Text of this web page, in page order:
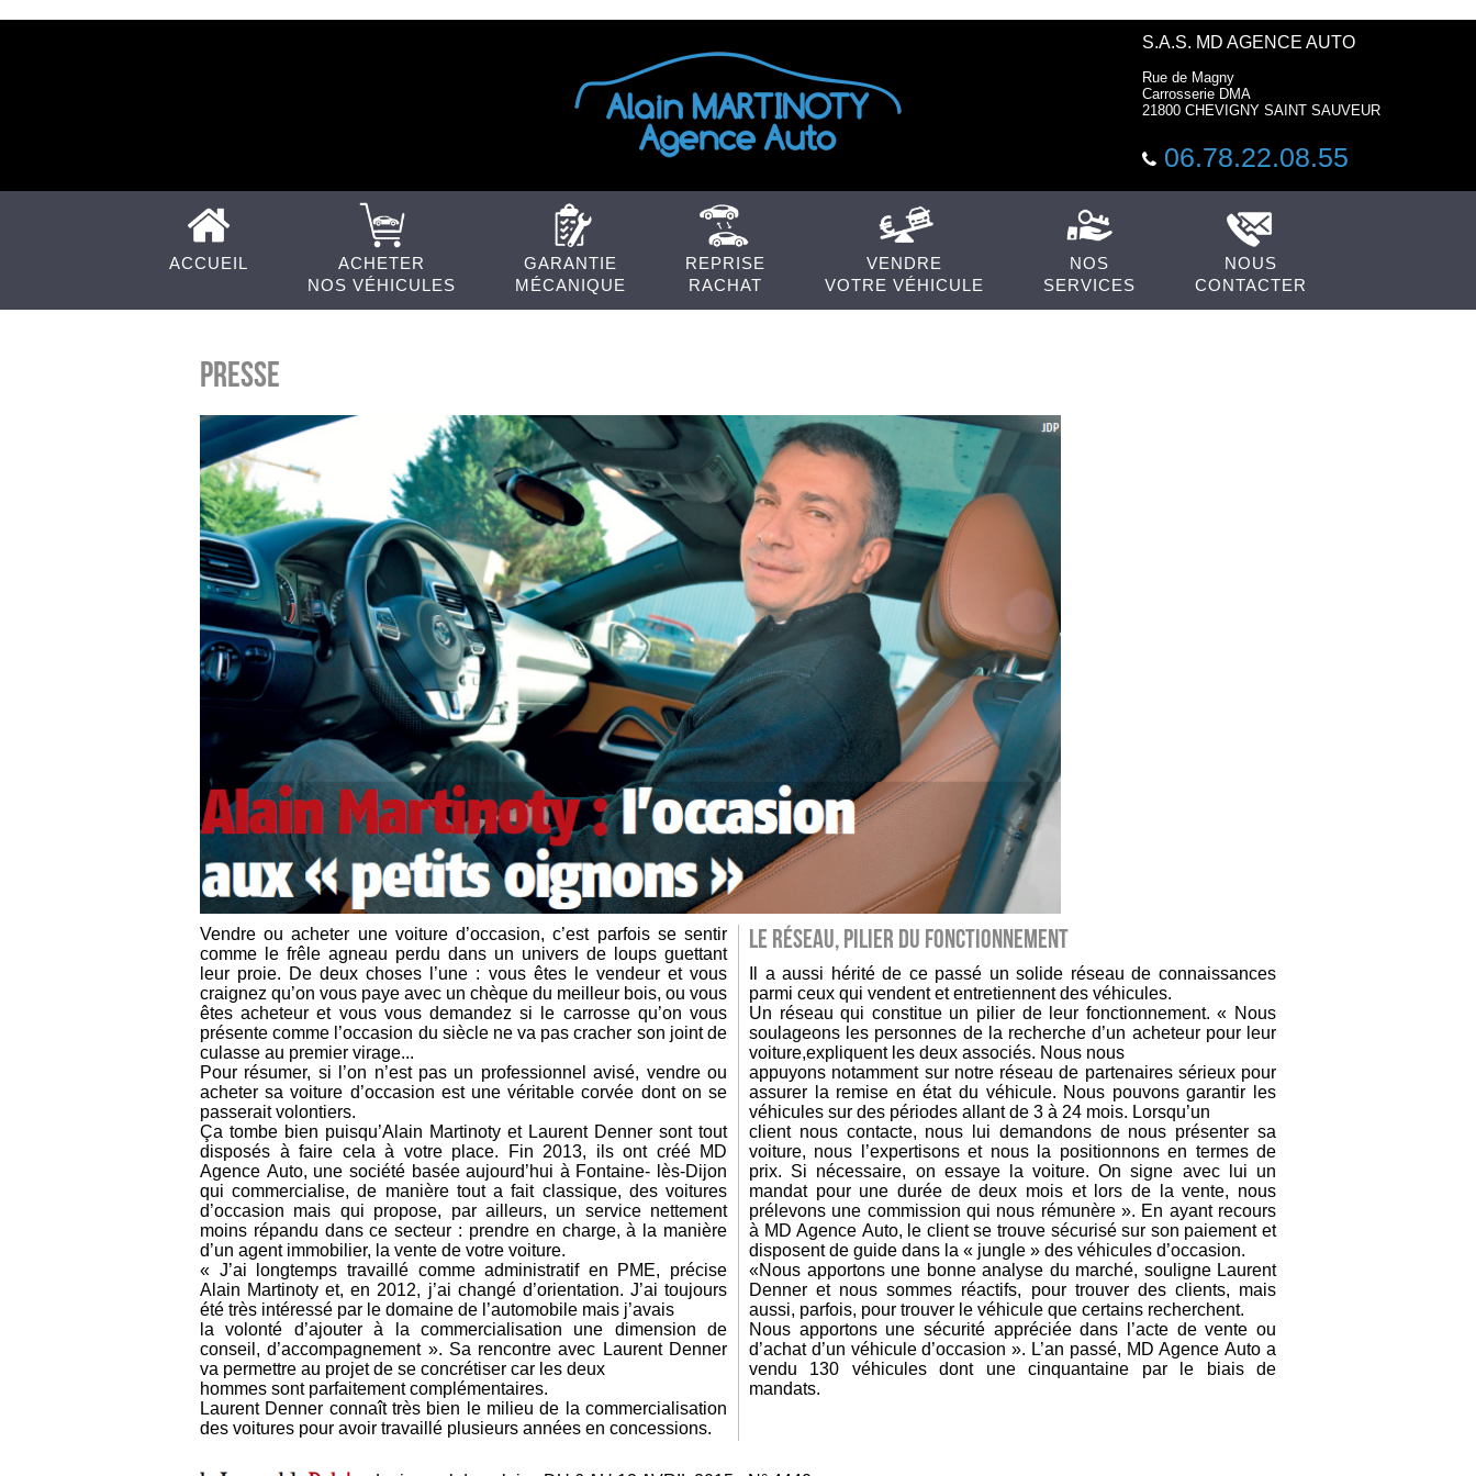
S.A.S. MD AGENCE AUTO
Rue de Magny
Carrosserie DMA
21800 CHEVIGNY SAINT SAUVEUR
06.78.22.08.55
ACCUEIL
ACHETER
NOS VÉHICULES
GARANTIE
MÉCANIQUE
REPRISE
RACHAT
VENDRE
VOTRE VÉHICULE
NOS
SERVICES
NOUS
CONTACTER
Presse
Vendre ou acheter une voiture d’occasion, c’est parfois se sentir
comme le frêle agneau perdu dans un univers de loups guettant
leur proie. De deux choses l’une : vous êtes le vendeur et vous
craignez qu’on vous paye avec un chèque du meilleur bois, ou vous
êtes acheteur et vous vous demandez si le carrosse qu’on vous
présente comme l’occasion du siècle ne va pas cracher son joint de
culasse au premier virage...
Pour résumer, si l’on n’est pas un professionnel avisé, vendre ou
acheter sa voiture d’occasion est une véritable corvée dont on se
passerait volontiers.
Ça tombe bien puisqu’Alain Martinoty et Laurent Denner sont tout
disposés à faire cela à votre place. Fin 2013, ils ont créé MD
Agence Auto, une société basée aujourd’hui à Fontaine- lès-Dijon
qui commercialise, de manière tout a fait classique, des voitures
d’occasion mais qui propose, par ailleurs, un service nettement
moins répandu dans ce secteur : prendre en charge, à la manière
d’un agent immobilier, la vente de votre voiture.
« J’ai longtemps travaillé comme administratif en PME, précise
Alain Martinoty et, en 2012, j’ai changé d’orientation. J’ai toujours
été très intéressé par le domaine de l’automobile mais j’avais
la volonté d’ajouter à la commercialisation une dimension de
conseil, d’accompagnement ». Sa rencontre avec Laurent Denner
va permettre au projet de se concrétiser car les deux
hommes sont parfaitement complémentaires.
Laurent Denner connaît très bien le milieu de la commercialisation
des voitures pour avoir travaillé plusieurs années en concessions.
LE RÉSEAU, PILIER DU FONCTIONNEMENT
Il a aussi hérité de ce passé un solide réseau de connaissances
parmi ceux qui vendent et entretiennent des véhicules.
Un réseau qui constitue un pilier de leur fonctionnement. « Nous
soulageons les personnes de la recherche d’un acheteur pour leur
voiture,expliquent les deux associés. Nous nous
appuyons notamment sur notre réseau de partenaires sérieux pour
assurer la remise en état du véhicule. Nous pouvons garantir les
véhicules sur des périodes allant de 3 à 24 mois. Lorsqu’un
client nous contacte, nous lui demandons de nous présenter sa
voiture, nous l’expertisons et nous la positionnons en termes de
prix. Si nécessaire, on essaye la voiture. On signe avec lui un
mandat pour une durée de deux mois et lors de la vente, nous
prélevons une commission qui nous rémunère ». En ayant recours
à MD Agence Auto, le client se trouve sécurisé sur son paiement et
disposent de guide dans la « jungle » des véhicules d’occasion.
«Nous apportons une bonne analyse du marché, souligne Laurent
Denner et nous sommes réactifs, pour trouver des clients, mais
aussi, parfois, pour trouver le véhicule que certains recherchent.
Nous apportons une sécurité appréciée dans l’acte de vente ou
d’achat d’un véhicule d’occasion ». L’an passé, MD Agence Auto a
vendu 130 véhicules dont une cinquantaine par le biais de
mandats.